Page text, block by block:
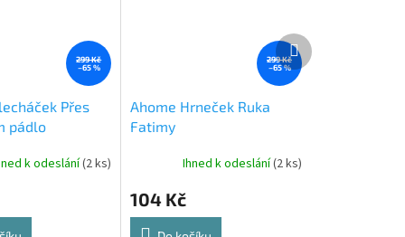
299 Kč
–65 %
Přes
pádlo
k odeslání(2 ks)
299 Kč
–65 %
Ahome Hrneček Ruka
Fatimy
Ihned k odeslání(2 ks)
104 Kč
Další
produkt